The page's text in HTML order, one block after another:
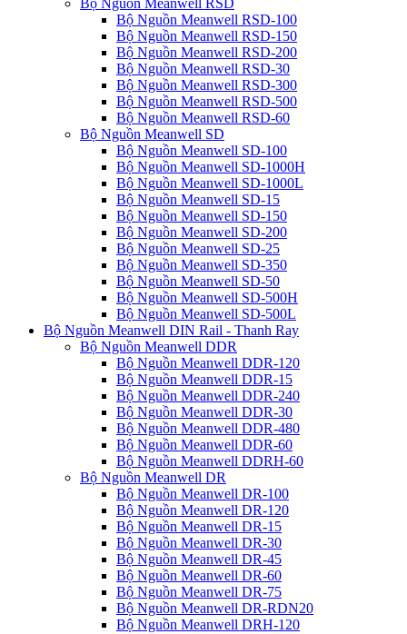
Bộ Nguồn Meanwell RSD-100
Bộ Nguồn Meanwell RSD-150
Bộ Nguồn Meanwell RSD-200
Bộ Nguồn Meanwell RSD-30
Bộ Nguồn Meanwell RSD-300
Bộ Nguồn Meanwell RSD-500
Bộ Nguồn Meanwell RSD-60
Bộ Nguồn Meanwell SD
Bộ Nguồn Meanwell SD-100
Bộ Nguồn Meanwell SD-1000H
Bộ Nguồn Meanwell SD-1000L
Bộ Nguồn Meanwell SD-15
Bộ Nguồn Meanwell SD-150
Bộ Nguồn Meanwell SD-200
Bộ Nguồn Meanwell SD-25
Bộ Nguồn Meanwell SD-350
Bộ Nguồn Meanwell SD-50
Bộ Nguồn Meanwell SD-500H
Bộ Nguồn Meanwell SD-500L
Bộ Nguồn Meanwell DIN Rail - Thanh Ray
Bộ Nguồn Meanwell DDR
Bộ Nguồn Meanwell DDR-120
Bộ Nguồn Meanwell DDR-15
Bộ Nguồn Meanwell DDR-240
Bộ Nguồn Meanwell DDR-30
Bộ Nguồn Meanwell DDR-480
Bộ Nguồn Meanwell DDR-60
Bộ Nguồn Meanwell DDRH-60
Bộ Nguồn Meanwell DR
Bộ Nguồn Meanwell DR-100
Bộ Nguồn Meanwell DR-120
Bộ Nguồn Meanwell DR-15
Bộ Nguồn Meanwell DR-30
Bộ Nguồn Meanwell DR-45
Bộ Nguồn Meanwell DR-60
Bộ Nguồn Meanwell DR-75
Bộ Nguồn Meanwell DR-RDN20
Bộ Nguồn Meanwell DRH-120